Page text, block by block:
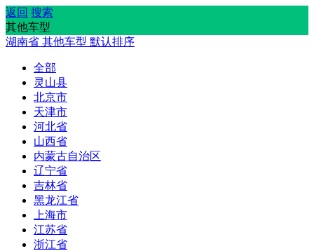
返回 搜索
其他车型
湖南省 其他车型 默认排序
全部
灵山县
北京市
天津市
河北省
山西省
内蒙古自治区
辽宁省
吉林省
黑龙江省
上海市
江苏省
浙江省